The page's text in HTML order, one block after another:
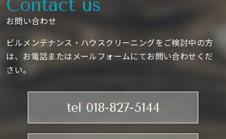
Contact us
お問い合わせ
ビルメンテナンス・ハウスクリーニングをご検討中の方
は、お電話またはメールフォームにてお問い合わせくだ
さい。
tel 018-827-5144